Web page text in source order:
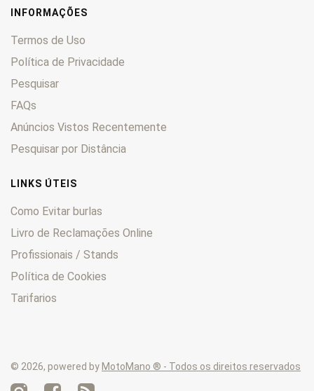
JR 0
King
LS 0
LT 0
LT-F500 0
LT-R
M 0
QuadRacer 0
QuadRunner 0
Quadsport 0
RE 0
RF 0
RK 0
0
INFORMAÇÕES
Termos de Uso
Política de Privacidade
Pesquisar
FAQs
Anúncios Vistos Recentemente
Pesquisar por Distância
LINKS ÚTEIS
Como Evitar burlas
Livro de Reclamações Online
Profissionais / Stands
Política de Cookies
Tarifarios
© 2026, powered by MotoMano ® - Todos os direitos reservados